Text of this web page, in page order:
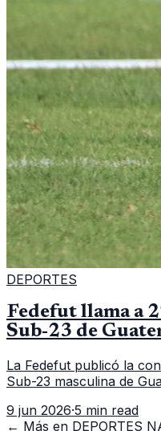
DEPORTES
Fedefut llama a
Sub-23 de
La Fedefut publicó la
Sub-23 masculina de
9 jun 2026·5 min read
← Más en DEPORTES